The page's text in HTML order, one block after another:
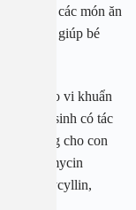
bổ sung các món ăn
thể có lợi giúp bé
do vi khuẩn
kháng sinh có tác
sử dụng cho con
rovamycin
(amoxycyllin,